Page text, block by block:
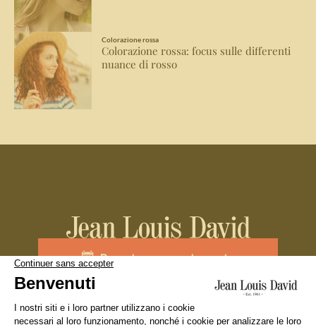
Colorazione rossa
Colorazione rossa: focus sulle differenti
nuance di rosso
Prenota un appuntamento